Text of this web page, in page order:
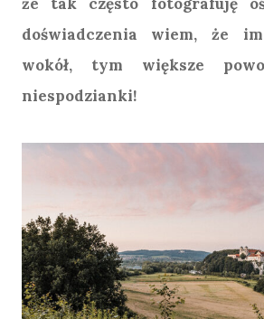
doświadczenia wiem, że
wokół, tym większe
niespodzianki!